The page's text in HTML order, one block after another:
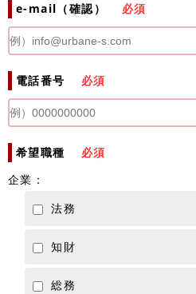
e-mail（確認） 必須
電話番号 必須
希望職種
必須
企業：
法務
知財
総務